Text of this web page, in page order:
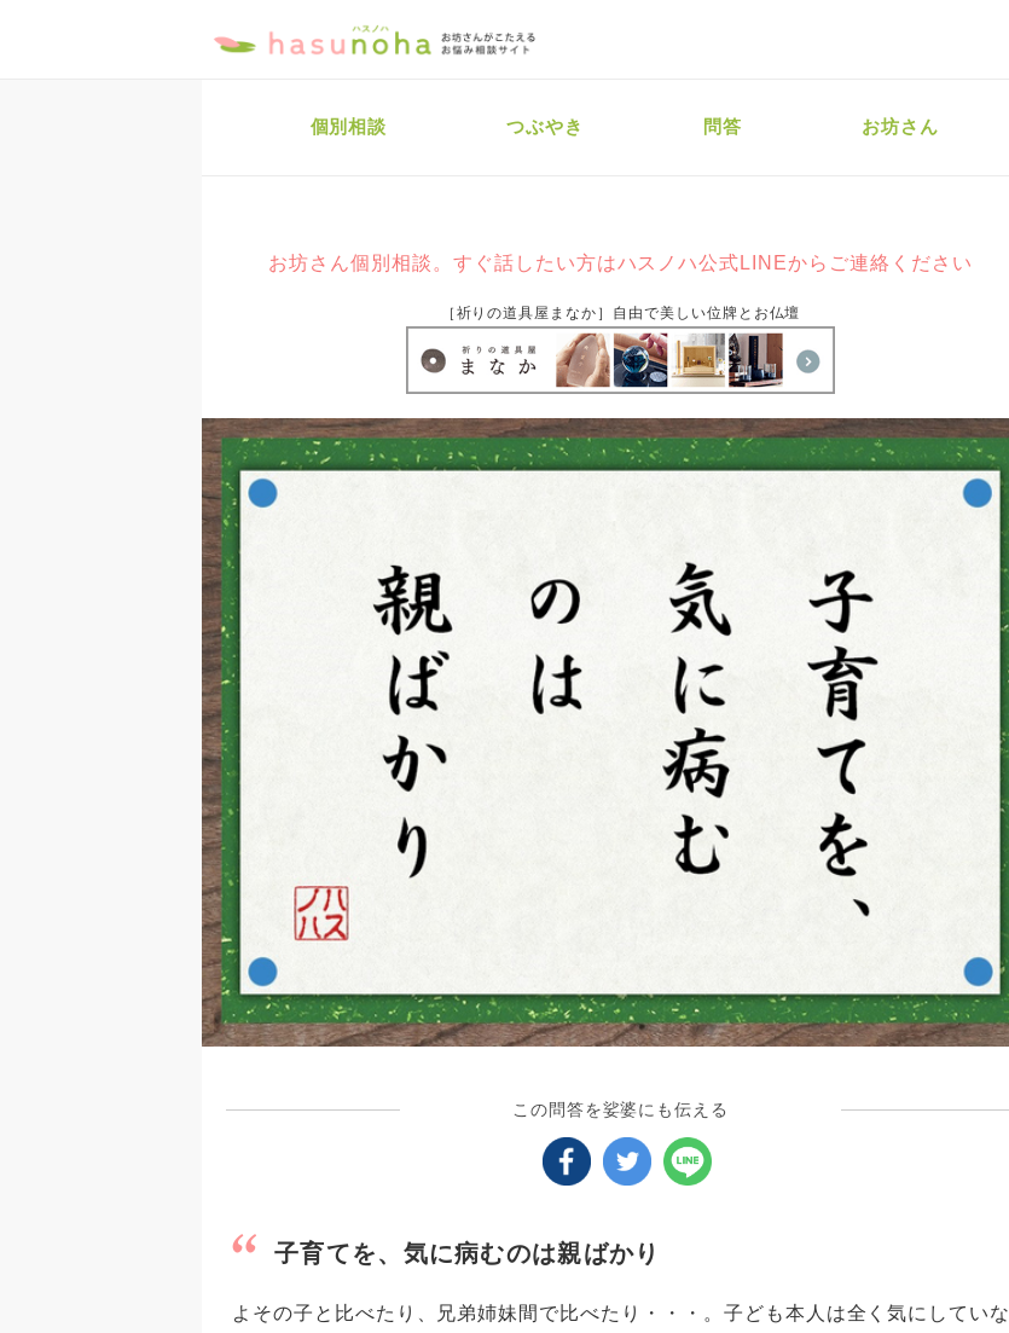
個別相談 つぶやき 問答 お坊さん
お坊さん個別相談。すぐ話したい方はハスノハ公式LINEからご連絡ください
［祈りの道具屋まなか］自由で美しい位牌とお仏壇
この問答を娑婆にも伝える
子育てを、気に病むのは親ばかり
よその子と比べたり、兄弟姉妹間で比べたり・・・。子ども本人は全く気にしていな